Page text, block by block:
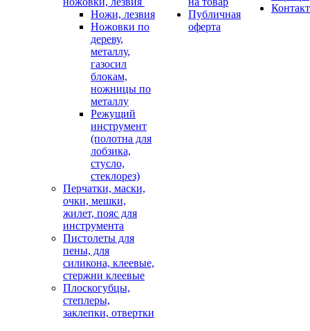
Ножи, лезвия
Ножовки по
дереву,
металлу,
газосил
блокам,
ножницы по
металлу
Режущий
инструмент
(полотна для
лобзика,
стусло,
стеклорез)
Перчатки, маски,
очки, мешки,
жилет, пояс для
инструмента
Пистолеты для
пены, для
силикона, клеевые,
стержни клеевые
Плоскогубцы,
степлеры,
заклепки, отвертки
Публичная
оферта